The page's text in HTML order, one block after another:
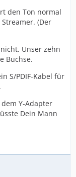
den Ton normal
(Der
Unser zehn
Buchse.
S/PDIF-Kabel für
Y-Adapter
Dein Mann